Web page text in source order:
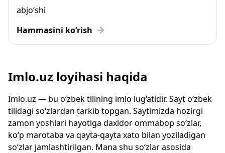
abjo‘shi
Hammasini ko‘rish
Imlo.uz loyihasi haqida
Imlo.uz — bu o‘zbek tilining imlo lug‘atidir. Sayt o‘zbek
tilidagi so‘zlardan tarkib topgan. Saytimizda hozirgi
zamon yoshlari hayotiga daxldor ommabop so‘zlar,
ko‘p marotaba va qayta-qayta xato bilan yoziladigan
so‘zlar jamlashtirilgan. Mana shu so‘zlar asosida